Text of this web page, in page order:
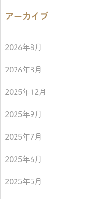
アーカイブ
2026年8月
2026年3月
2025年12月
2025年9月
2025年7月
2025年6月
2025年5月